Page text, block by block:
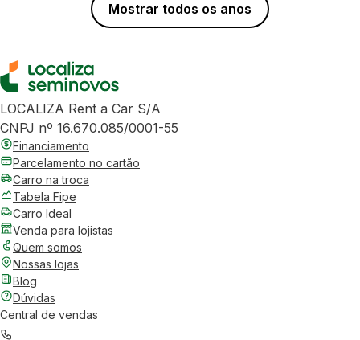
Mostrar todos os anos
LOCALIZA Rent a Car S/A
CNPJ nº 16.670.085/0001-55
Financiamento
Parcelamento no cartão
Carro na troca
Tabela Fipe
Carro Ideal
Venda para lojistas
Quem somos
Nossas lojas
Blog
Dúvidas
Central de vendas